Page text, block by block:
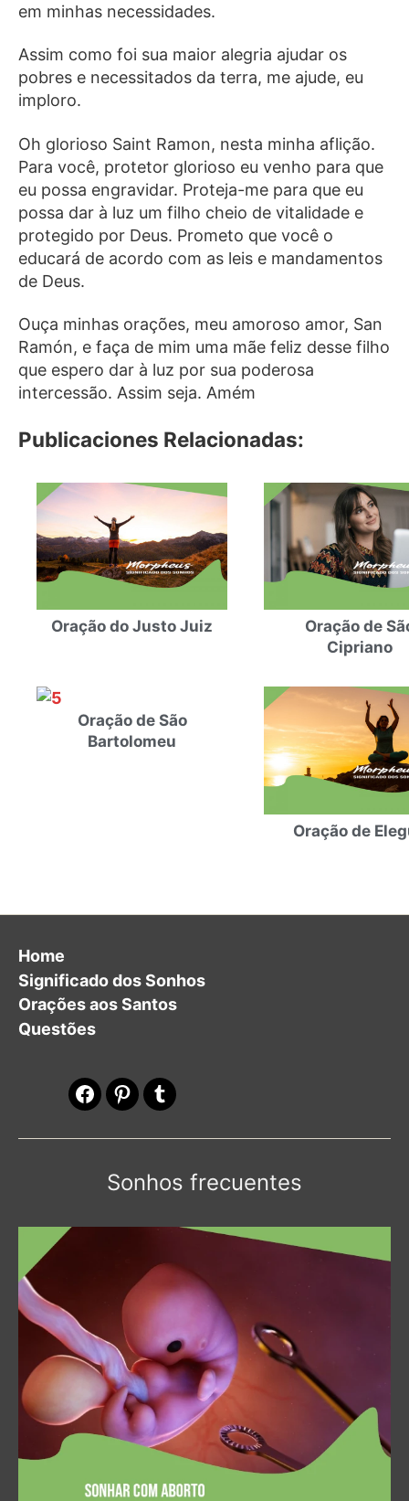
em minhas necessidades.
Assim como foi sua maior alegria ajudar os
pobres e necessitados da terra, me ajude, eu
imploro.
Oh glorioso Saint Ramon, nesta minha aflição.
Para você, protetor glorioso eu venho para que
eu possa engravidar. Proteja-me para que eu
possa dar à luz um filho cheio de vitalidade e
protegido por Deus. Prometo que você o
educará de acordo com as leis e mandamentos
de Deus.
Ouça minhas orações, meu amoroso amor, San
Ramón, e faça de mim uma mãe feliz desse filho
que espero dar à luz por sua poderosa
intercessão. Assim seja. Amém
Publicaciones Relacionadas:
Oração do Justo Juiz
Oração de
Cipriano
Oração de São
Bartolomeu
Oração de
Home
Significado dos Sonhos
Orações aos Santos
Questões
Facebook
PinterestTumblr
Sonhos frecuentes